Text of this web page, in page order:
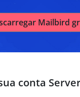
Mailbird
conta